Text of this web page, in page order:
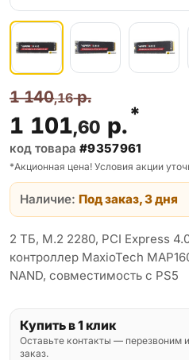
1 140,16р.
1 101,60 р.*
код товара #9357961
*Акционная цена! Условия акции
Наличие: Под заказ, 3 дня
2 ТБ, M.2 2280, PCI Express
контроллер MaxioTech
NAND, совместимость с PS5
Купить в 1 клик
Оставьте контакты — перезвоним
заказ.